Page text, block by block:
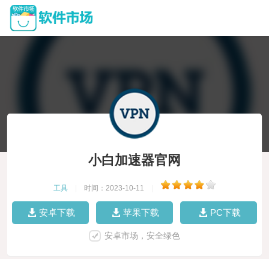
小白加速器官网
工具 时间：2023-10-11
安卓下载 苹果下载 PC下载
安卓市场，安全绿色